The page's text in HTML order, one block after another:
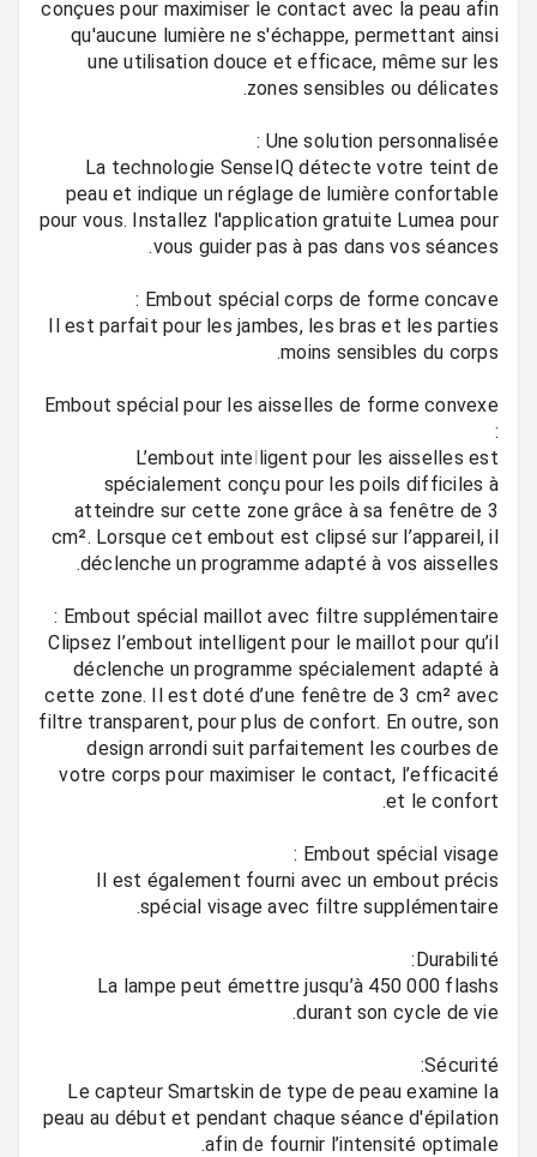
conçues pour maximiser le contact avec la peau afin
qu'aucune lumière ne s'échappe, permettant ainsi
une utilisation douce et efficace, même sur les
La technologie SenseIQ détecte votre teint de
peau et indique un réglage de lumière confortable
pour vous. Installez l'application gratuite Lumea pour
Embout spécial corps de forme concave :
Il est parfait pour les jambes, les bras et les parties
Embout spécial pour les aisselles de forme convexe
L’embout intelligent pour les aisselles est
spécialement conçu pour les poils difficiles à
atteindre sur cette zone grâce à sa fenêtre de 3
cm². Lorsque cet embout est clipsé sur l’appareil, il
Embout spécial maillot avec filtre supplémentaire :
Clipsez l’embout intelligent pour le maillot pour qu’il
déclenche un programme spécialement adapté à
cette zone. Il est doté d’une fenêtre de 3 cm² avec
filtre transparent, pour plus de confort. En outre, son
design arrondi suit parfaitement les courbes de
votre corps pour maximiser le contact, l’efficacité
Embout spécial visage :
Il est également fourni avec un embout précis
Durabilité:
La lampe peut émettre jusqu’à 450 000 flashs
Le capteur Smartskin de type de peau examine la
peau au début et pendant chaque séance d'épilation